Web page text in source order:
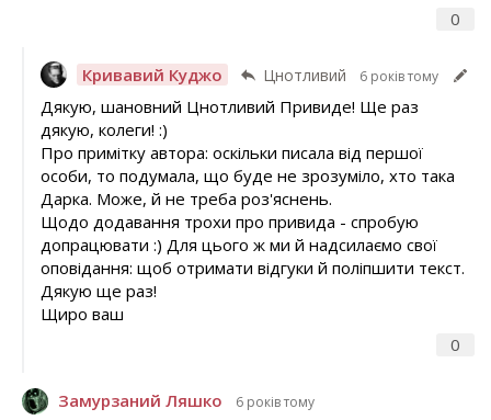
0
Кривавий Куджо Цнотливий 6 років тому
0
Дякую, шановний Цнотливий Привиде! Ще раз
дякую, колеги! :)
Про примітку автора: оскільки писала від першої
особи, то подумала, що буде не зрозуміло, хто така
Дарка. Може, й не треба роз'яснень.
Щодо додавання трохи про привида - спробую
допрацювати :) Для цього ж ми й надсилаємо свої
оповідання: щоб отримати відгуки й поліпшити текст.
Дякую ще раз!
Щиро ваш
Замурзаний Ляшко 6 років тому